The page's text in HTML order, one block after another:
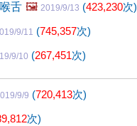
舌 🖼️ 2019/9/13 (423,230次)
9/11 (745,357次)
9/10 (267,451次)
9/9 (720,413次)
次)